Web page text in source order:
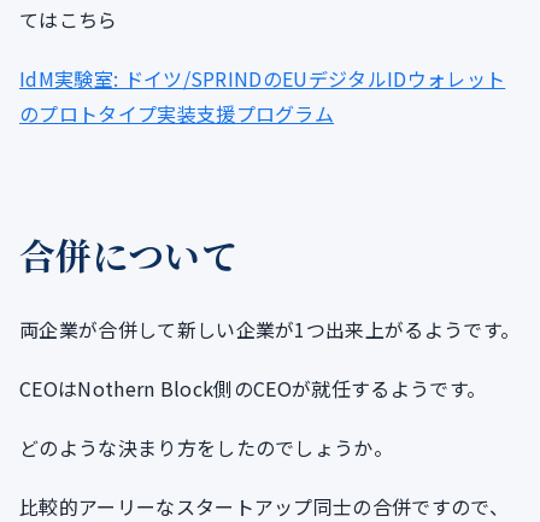
てはこちら
IdM実験室: ドイツ/SPRINDのEUデジタルIDウォレット
のプロトタイプ実装支援プログラム
合併について
両企業が合併して新しい企業が1つ出来上がるようです。
CEOはNothern Block側のCEOが就任するようです。
どのような決まり方をしたのでしょうか。
比較的アーリーなスタートアップ同士の合併ですので、